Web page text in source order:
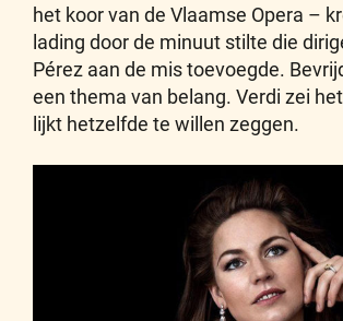
het koor van de Vlaamse Opera –
lading door de minuut stilte die
Pérez aan de mis toevoegde.
een thema van belang. Verdi zei
lijkt hetzelfde te willen zeggen.